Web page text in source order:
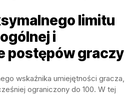
limitu
i
postępów graczy
wskaźnika umiejętności gracza,
ograniczony do 100. W tej